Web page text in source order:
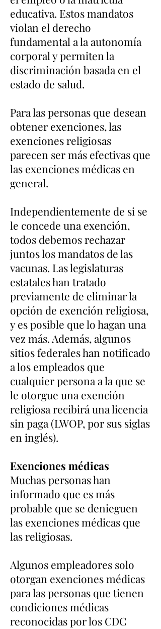
educativa. Estos mandatos
violan el derecho
fundamental a la autonomía
corporal y permiten la
discriminación basada en el
estado de salud.
Para las personas que desean
obtener exenciones, las
exenciones religiosas
parecen ser más efectivas que
las exenciones médicas en
general.
Independientemente de si se
le concede una exención,
todos debemos rechazar
juntos los mandatos de las
vacunas. Las legislaturas
estatales han tratado
previamente de eliminar la
opción de exención religiosa,
y es posible que lo hagan una
vez más. Además, algunos
sitios federales han notificado
a los empleados que
cualquier persona a la que se
le otorgue una exención
religiosa recibirá una licencia
sin paga (LWOP, por sus siglas
en inglés).
Exenciones médicas
Muchas personas han
informado que es más
probable que se denieguen
las exenciones médicas que
las religiosas.
Algunos empleadores solo
otorgan exenciones médicas
para las personas que tienen
condiciones médicas
reconocidas por los CDC